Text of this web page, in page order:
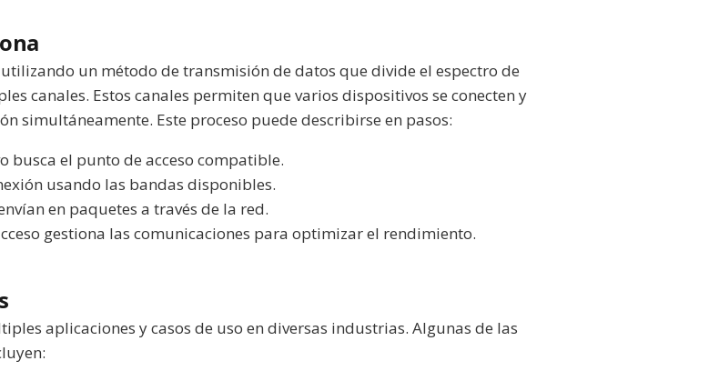
un método de transmisión de datos que divide el espectro de
canales. Estos canales permiten que varios dispositivos se conecten y
simultáneamente. Este proceso puede describirse en pasos:
busca el punto de acceso compatible.
usando las bandas disponibles.
en paquetes a través de la red.
gestiona las comunicaciones para optimizar el rendimiento.
aplicaciones y casos de uso en diversas industrias. Algunas de las